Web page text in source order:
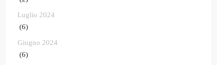
Luglio 2024
(6)
Giugno 2024
(6)